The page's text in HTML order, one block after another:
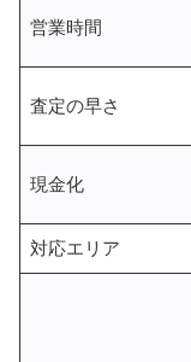
営業時間
査定の早さ
現金化
対応エリア